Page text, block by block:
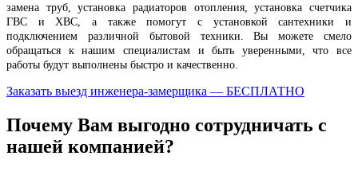
замена труб, установка радиаторов отопления, установка счетчика
ГВС и ХВС, а также помогут с установкой сантехники и
подключением различной бытовой техники. Вы можете смело
обращаться к нашим специалистам и быть уверенными, что все
работы будут выполнены быстро и качественно.
Заказать выезд инженера-замерщика — БЕСПЛАТНО
Почему Вам выгодно сотрудничать с
нашей компанией?